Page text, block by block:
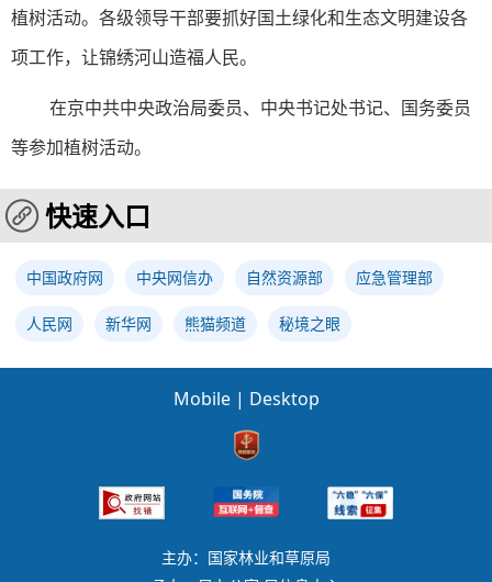
植树活动。各级领导干部要抓好国土绿化和生态文明建设各
项工作，让锦绣河山造福人民。
在京中共中央政治局委员、中央书记处书记、国务委员
等参加植树活动。
快速入口
中国政府网 中央网信办 自然资源部 应急管理部
人民网 新华网 熊猫频道 秘境之眼
Mobile | Desktop
主办：国家林业和草原局